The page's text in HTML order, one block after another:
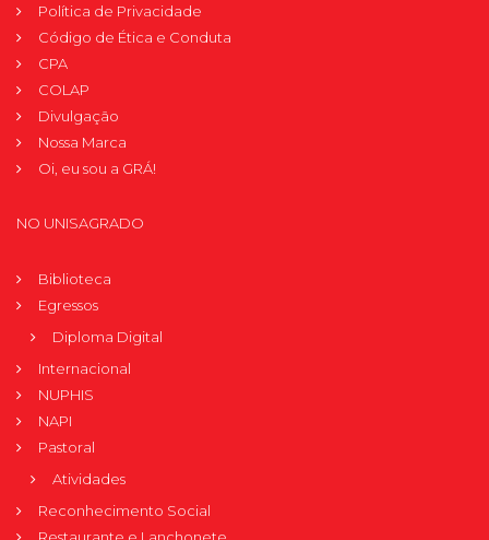
Política de Privacidade
Código de Ética e Conduta
CPA
COLAP
Divulgação
Nossa Marca
Oi, eu sou a GRÁ!
NO UNISAGRADO
Biblioteca
Egressos
Diploma Digital
Internacional
NUPHIS
NAPI
Pastoral
Atividades
Reconhecimento Social
Restaurante e Lanchonete